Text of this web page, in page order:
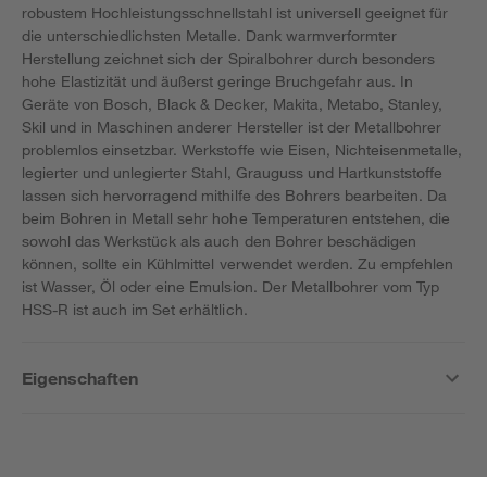
robustem Hochleistungsschnellstahl ist universell geeignet für
die unterschiedlichsten Metalle. Dank warmverformter
Herstellung zeichnet sich der Spiralbohrer durch besonders
hohe Elastizität und äußerst geringe Bruchgefahr aus. In
Geräte von Bosch, Black & Decker, Makita, Metabo, Stanley,
Skil und in Maschinen anderer Hersteller ist der Metallbohrer
problemlos einsetzbar. Werkstoffe wie Eisen, Nichteisenmetalle,
legierter und unlegierter Stahl, Grauguss und Hartkunststoffe
lassen sich hervorragend mithilfe des Bohrers bearbeiten. Da
beim Bohren in Metall sehr hohe Temperaturen entstehen, die
sowohl das Werkstück als auch den Bohrer beschädigen
können, sollte ein Kühlmittel verwendet werden. Zu empfehlen
ist Wasser, Öl oder eine Emulsion. Der Metallbohrer vom Typ
HSS-R ist auch im Set erhältlich.
Eigenschaften